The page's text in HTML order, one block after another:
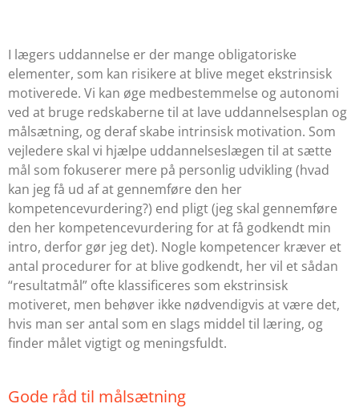
I lægers uddannelse er der mange obligatoriske
elementer, som kan risikere at blive meget ekstrinsisk
motiverede. Vi kan øge medbestemmelse og autonomi
ved at bruge redskaberne til at lave uddannelsesplan og
målsætning, og deraf skabe intrinsisk motivation. Som
vejledere skal vi hjælpe uddannelseslægen til at sætte
mål som fokuserer mere på personlig udvikling (hvad
kan jeg få ud af at gennemføre den her
kompetencevurdering?) end pligt (jeg skal gennemføre
den her kompetencevurdering for at få godkendt min
intro, derfor gør jeg det). Nogle kompetencer kræver et
antal procedurer for at blive godkendt, her vil et sådan
“resultatmål” ofte klassificeres som ekstrinsisk
motiveret, men behøver ikke nødvendigvis at være det,
hvis man ser antal som en slags middel til læring, og
finder målet vigtigt og meningsfuldt.
Gode råd til målsætning